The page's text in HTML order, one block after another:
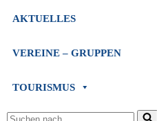
AKTUELLES
VEREINE – GRUPPEN
TOURISMUS
Suchen